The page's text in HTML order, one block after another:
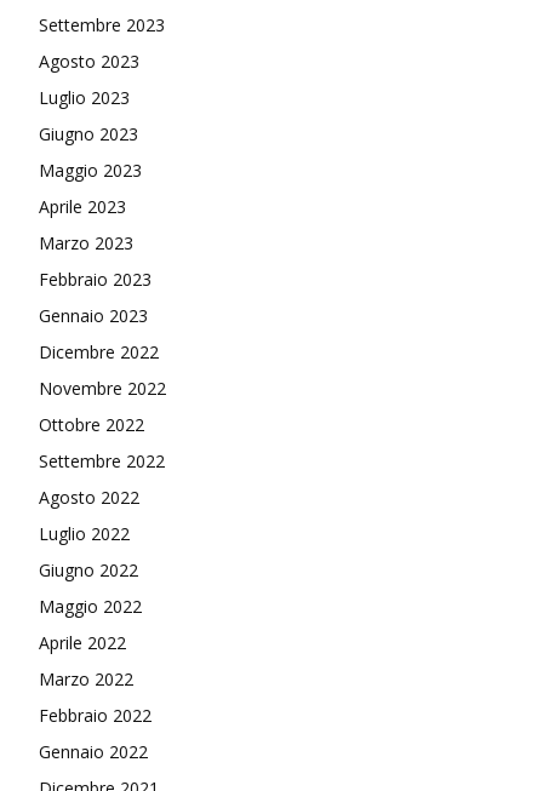
Settembre 2023
Agosto 2023
Luglio 2023
Giugno 2023
Maggio 2023
Aprile 2023
Marzo 2023
Febbraio 2023
Gennaio 2023
Dicembre 2022
Novembre 2022
Ottobre 2022
Settembre 2022
Agosto 2022
Luglio 2022
Giugno 2022
Maggio 2022
Aprile 2022
Marzo 2022
Febbraio 2022
Gennaio 2022